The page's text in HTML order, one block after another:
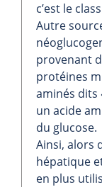
c’est le
Autre
provenant
protéines
aminés dits
un acide
du glucose.
Ainsi, alors
hépatique
en plus